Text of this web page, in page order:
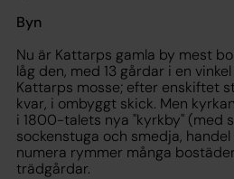
Byn
Nu är Kattarps gamla by mest
låg den, med 13 gårdar i en
Kattarps mosse; efter enskiftet
kvar, i ombyggt skick. Men
i 1800-talets nya "kyrkby" (med
sockenstuga och smedja,
numera rymmer många
trädgårdar.